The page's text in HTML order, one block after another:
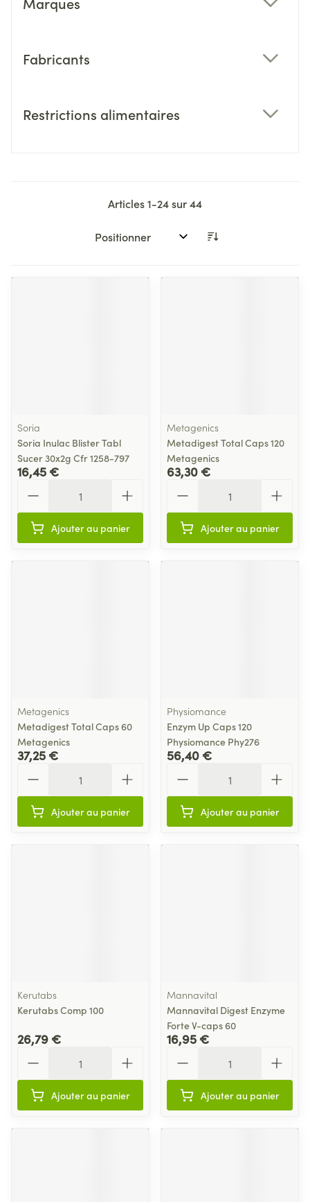
Fabricants
Restrictions alimentaires
Articles1-24sur44
Trier par:
Soria
Soria Inulac Blister Tabl
Sucer 30x2g Cfr 1258-797
16,45 €
Ajouter au panier
Metagenics
Metadigest Total Caps 120
Metagenics
63,30 €
Ajouter au panier
Metagenics
Metadigest Total Caps 60
Metagenics
37,25 €
Ajouter au panier
Physiomance
Enzym Up Caps 120
Physiomance Phy276
56,40 €
Ajouter au panier
Kerutabs
Kerutabs Comp 100
26,79 €
Ajouter au panier
Mannavital
Mannavital Digest Enzyme
Forte V-caps 60
16,95 €
Ajouter au panier